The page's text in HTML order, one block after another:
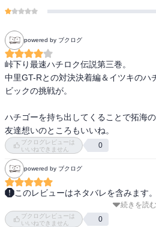
powered by ブクログ
峠下り最速ハチロク伝説第三巻。
中里GT-Rとの対決決着編＆イツキのハ
ビックの挑戦が。
ハチゴーを持ち出してくることで拓海
友達想いのところもいいね。
ブクログレビューは
いいねできません
0
powered by ブクログ
このレビューはネタバレを含みます。
健二が拓海に上りで千切られて、下りだ
とわかった後、
続きを読む
ブクログレビューは
いいねできません
0